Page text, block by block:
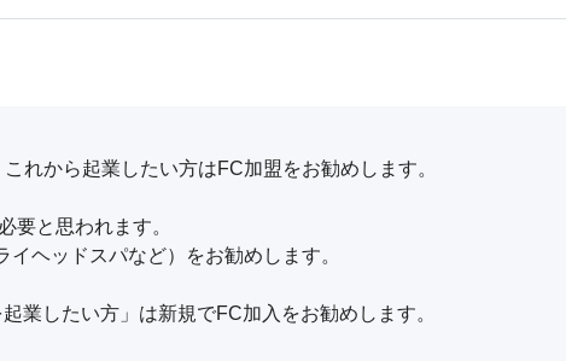
れから起業したい方はFC加盟をお勧めします。
要と思われます。
ヘッドスパなど）をお勧めします。
業したい方」は新規でFC加入をお勧めします。